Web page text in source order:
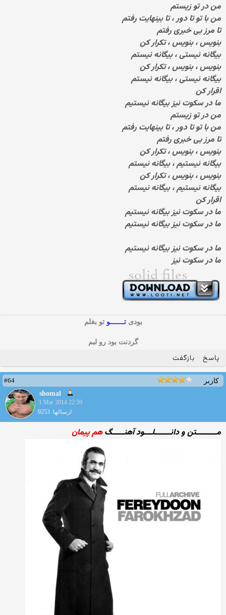
من در تو زیستم
من با تو تا دور ، تا بینهایت رفتم
تا مرز بی خبری رفتم
بنویس ، بنویس ، تکرار کن
بیگانه نیستی ، بیگانه نیستم
بنویس ، بنویس ، تکرار کن
بیگانه نیستی ، بیگانه نیستم
اقرار کن
ما در سکوت نیز بیگانه نیستیم
من در تو زیستم
من با تو تا دور ، تا بینهایت رفتم
تا مرز بی خبری رفتم
بنویس ، بنویس ، تکرار کن
بیگانه نیستیم ، بیگانه نیستم
بنویس ، بنویس ، تکرار کن
بیگانه نیستیم ، بیگانه نیستم
اقرار کن
ما در سکوت نیز بیگانه نیستیم
ما در سکوت نیز بیگانه نیستیم
ما در سکوت نیز بیگانه نیستیم
ما در سکوت نیز
بودیتـــــــوتو بغلم
گردنت بود رو لبم
پاسخ بازگفت
کاربر
#64
shomal
1 Mar 2014 22:59
ارسالها: 9253
مــــــــــتن و دانــــــــلــــود آهنــــــگهم پیمان